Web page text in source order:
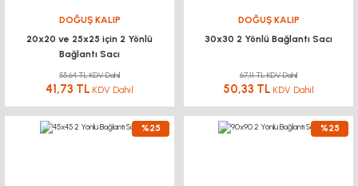
DOĞUŞ KALIP
20x20 ve 25x25 için 2 Yönlü
Bağlantı Sacı
55,64 TL KDV Dahil
41,73 TL KDV Dahil
DOĞUŞ KALIP
30x30 2 Yönlü Bağlantı Sacı
67,11 TL KDV Dahil
50,33 TL KDV Dahil
%25 %25